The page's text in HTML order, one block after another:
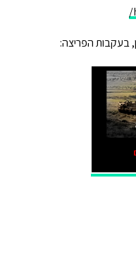
בעקבות הפריצה: